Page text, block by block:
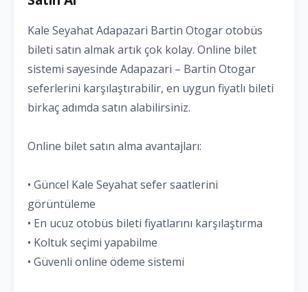
Kale Seyahat Adapazari Bartin Otogar otobüs
bileti satın almak artık çok kolay. Online bilet
sistemi sayesinde Adapazari – Bartin Otogar
seferlerini karşılaştırabilir, en uygun fiyatlı bileti
birkaç adımda satın alabilirsiniz.
Online bilet satın alma avantajları:
• Güncel Kale Seyahat sefer saatlerini
görüntüleme
• En ucuz otobüs bileti fiyatlarını karşılaştırma
• Koltuk seçimi yapabilme
• Güvenli online ödeme sistemi